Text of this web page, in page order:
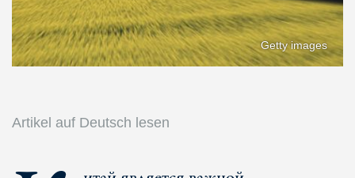
Getty images
Artikel auf Deutsch lesen